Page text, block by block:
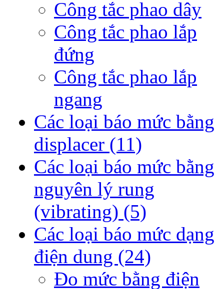
Công tắc phao dây
Công tắc phao lắp
đứng
Công tắc phao lắp
ngang
Các loại báo mức bằng
displacer (11)
Các loại báo mức bằng
nguyên lý rung
(vibrating) (5)
Các loại báo mức dạng
điện dung (24)
Đo mức bằng điện